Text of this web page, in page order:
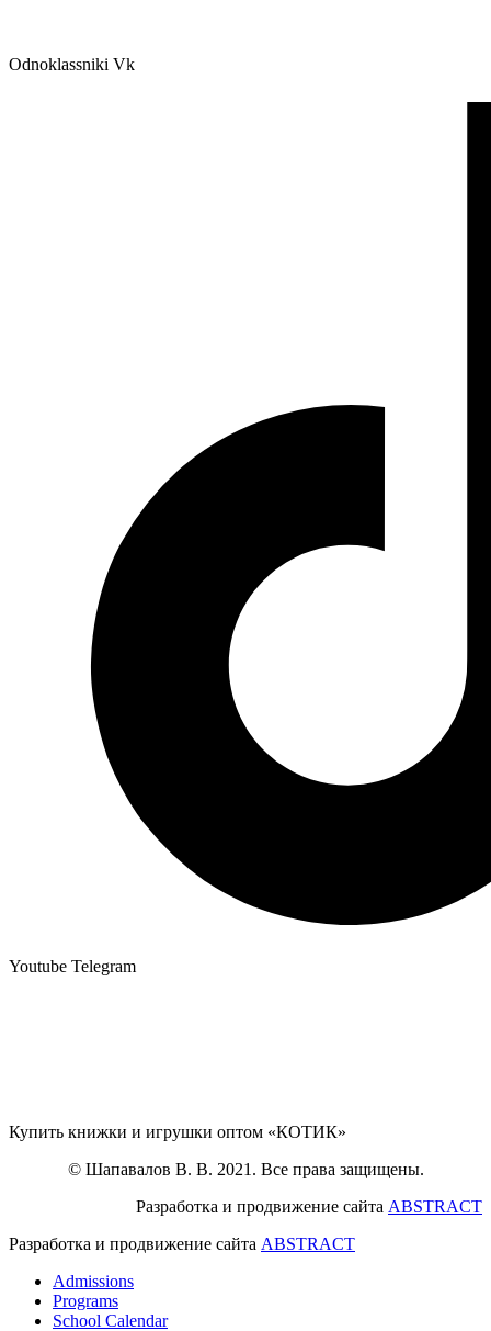
Odnoklassniki Vk
Youtube Telegram
Купить книжки и игрушки оптом «КОТИК»
© Шапавалов В. В. 2021. Все права защищены.
Разработка и продвижение сайта ABSTRACT
Разработка и продвижение сайта ABSTRACT
Admissions
Programs
School Calendar